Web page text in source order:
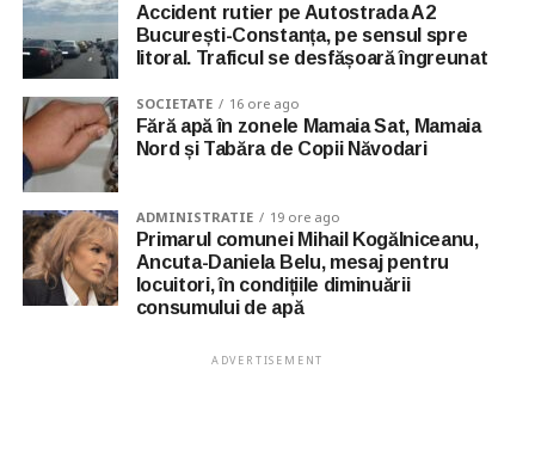
Accident rutier pe Autostrada A2
București-Constanța, pe sensul spre
litoral. Traficul se desfășoară îngreunat
SOCIETATE 16 ore ago
Fără apă în zonele Mamaia Sat, Mamaia
Nord și Tabăra de Copii Năvodari
ADMINISTRATIE 19 ore ago
Primarul comunei Mihail Kogălniceanu,
Ancuta-Daniela Belu, mesaj pentru
locuitori, în condițiile diminuării
consumului de apă
ADVERTISEMENT